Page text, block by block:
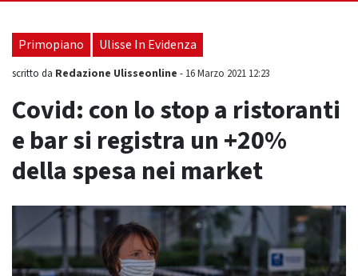
Primopiano Ulisse In Evidenza
scritto da Redazione Ulisseonline - 16 Marzo 2021 12:23
Covid: con lo stop a ristoranti
e bar si registra un +20%
della spesa nei market